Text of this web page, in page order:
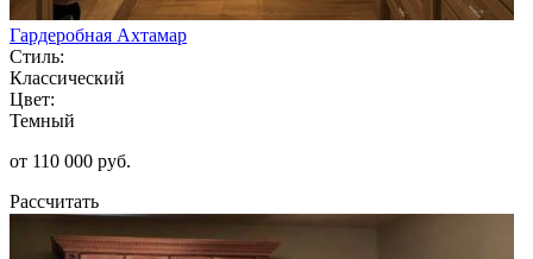
Гардеробная Ахтамар
Стиль:
Классический
Цвет:
Темный
от 110 000 руб.
Рассчитать